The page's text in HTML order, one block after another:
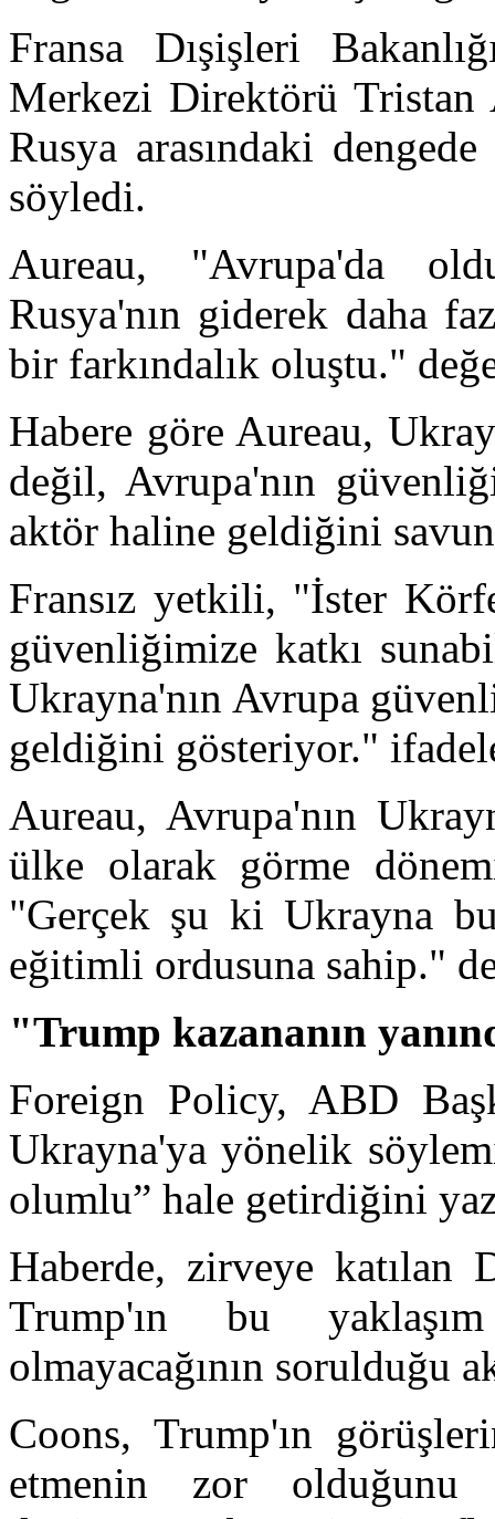
Fransa Dışişleri
Merkezi Direktörü Tristan
Rusya arasındaki
söyledi.
Aureau, "Avrupa'da
Rusya'nın giderek daha
bir farkındalık oluştu."
Habere göre Aureau,
değil, Avrupa'nın
aktör haline geldiğini
Fransız yetkili, "İster
güvenliğimize katkı
Ukrayna'nın Avrupa
geldiğini gösteriyor."
Aureau, Avrupa'nın
ülke olarak görme
"Gerçek şu ki Ukrayna
eğitimli ordusuna sahip."
"Trump kazananın
Foreign Policy, ABD
Ukrayna'ya yönelik
olumlu” hale getirdiğini
Haberde, zirveye katılan
Trump'ın bu
olmayacağının sorulduğu
Coons, Trump'ın
etmenin zor olduğunu